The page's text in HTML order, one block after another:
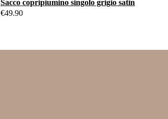
Sacco copripiumino singolo grigio satin
€49.90